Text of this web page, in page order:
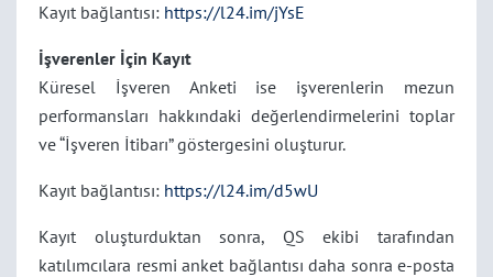
Kayıt bağlantısı: https://l24.im/jYsE
İşverenler İçin Kayıt
Küresel İşveren Anketi ise işverenlerin mezun
performansları hakkındaki değerlendirmelerini toplar
ve “İşveren İtibarı” göstergesini oluşturur.
Kayıt bağlantısı: https://l24.im/d5wU
Kayıt oluşturduktan sonra, QS ekibi tarafından
katılımcılara resmi anket bağlantısı daha sonra e-posta